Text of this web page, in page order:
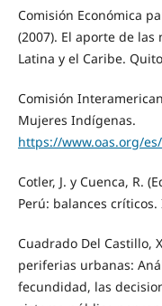
Comisión Económica
(2007). El aporte de
Latina y el Caribe.
Comisión
Mujeres Indígenas.
https://www.oas.org/
Cotler, J. y Cuenca, R.
Perú: balances críticos.
Cuadrado Del Castillo,
periferias urbanas:
fecundidad, las